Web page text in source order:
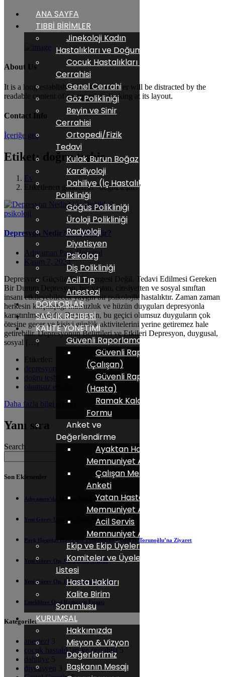
About Us
It is a long-established fact that a reader will be distracted by the
readable content of a page when looking at its layout.
Contact Info
İçeriğe geç
Etiket: doğru teşhis
Ev
Etiketlenen gönderiler "doğru teşhis"
psikoloji
Depresyon Nedir? Ne Değildir?
Adıyaman Park Hospital
Kasım 7, 2024
Depresyon: Güçsüzlük Göstergesi Değil, Tedavi Edilmesi Gereken
Bir Durum Depresyon, her yaştan, cinsiyetten ve sosyal sınıftan
insanı etkileyebilecek yaygın bir psikolojik hastalıktır. Zaman zaman
herkesin karşılaştığı mutsuzluk ve hüzün duyguları depresyonla
karıştırılmamalıdır. Depresyon, bu geçici olumsuz duyguların çok
ötesine geçer ve kişiyi günlük aktivitelerini yerine getiremez hale
getirebilir. Depresyonun Belirtileri ve Etkileri Depresyon, duygusal,
sosyal […]
Etiketler:
depresyon
doğru teşhis
olumsuz etkiler
Daha fazla bilgi edinin
Yanı sıra
Search
Search
Son Eklenenler
Adıyaman’da MR’da Yeni Dönem Başladı
Yeni Görev Uzm. Dr. Yusuf AKIN
Park Hospital Hastanesi Yönetiminden Başkan Torunoğlu’na Ziyaret
Yeni Görev Op. Dr. Touraj YAZDI
Yeni Görev Op. Dr. Mustafa Çukurlu
Emeklilere Özel Ramazan Fırsatı
Kategoriler
anestezi 3
çocuk hastalıkları ve cerrahisi 5
dahiliye 5
diyetisyen 3
ANA SAYFA
TIBBİ BİRİMLER
Jinekoloji Kadın
Hastalıkları ve Doğum
Cocuk Hastalıkları ve
Cerrahisi
Genel Cerrahi
Göz Polikliniği
Beyin ve Sinir
Cerrahisi
Ortopedi/Fizik
Tedavi
Kulak Burun Boğaz
Kardiyoloji
Dahiliye (İç Hastalıkları)
Polikliniği
Göğüs Polikliniği
Üroloji Polikliniği
Radyoloji
Diyetisyen
Psikolog
Diş Polikliniği
Acil Tıp
Anestezi
DOKTORLAR
SAĞLIK REHBERİ
KALİTE YÖNETİMİ
Güvenli Raporlama
Güvenli Raporlama
(Çalışan)
Güvenli Raporlama
(Hasta)
Ramak Kala Bildirim
Formu
Anket ve
Değerlendirme
Ayaktan Hasta
Memnuniyet Anketi
Çalışan Memnuniyet
Anketi
Yatan Hasta
Memnuniyet Anketi
Acil Servis
Memnuniyet Anketi
Ekip ve Ekip Üyeleri
Komiteler ve Üyeler
Listesi
Hasta Hakları
Kalite Birim
Sorumlusu
KURUMSAL
Hakkımızda
Misyon & Vizyon
Değerlerimiz
Başkanın Mesajı